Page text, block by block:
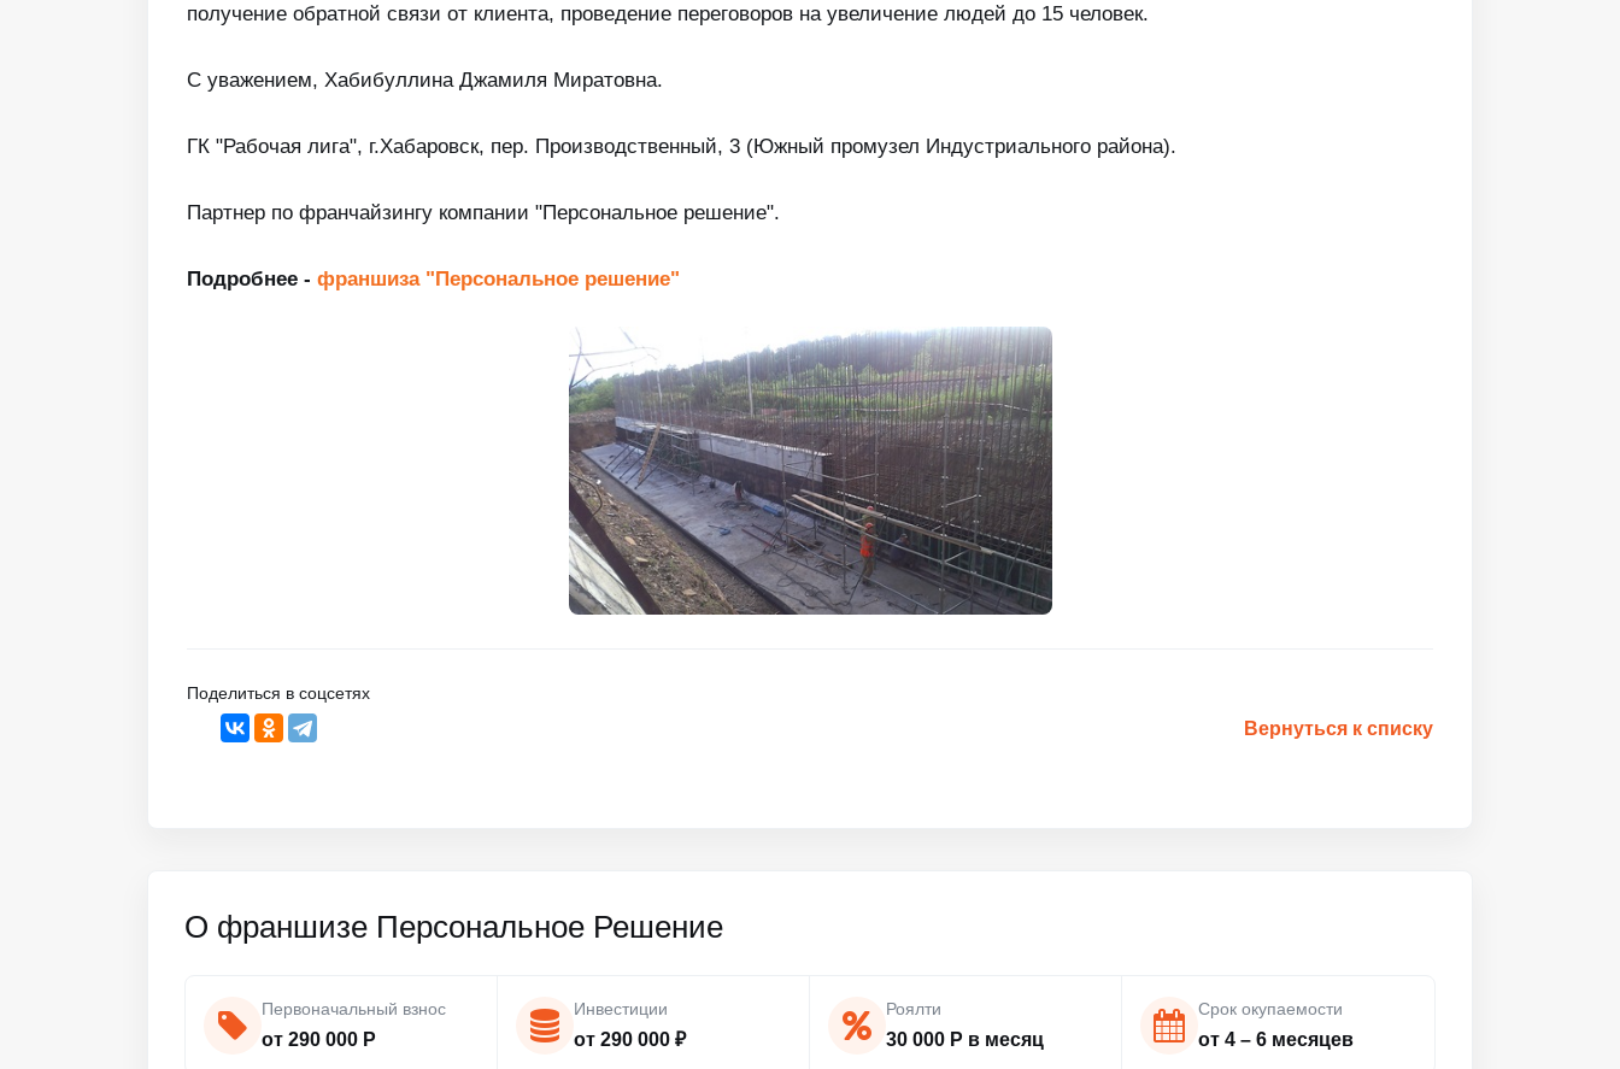
получение обратной связи от клиента, проведение переговоров на увеличение людей до 15 человек.
С уважением, Хабибуллина Джамиля Миратовна.
ГК "Рабочая лига", г.Хабаровск, пер. Производственный, 3 (Южный промузел Индустриального района).
Партнер по франчайзингу компании "Персональное решение".
Подробнее - франшиза "Персональное решение"
Поделиться в соцсетях
Вернуться к списку
О франшизе Персональное Решение
Первоначальный взнос
от 290 000 Р
Инвестиции
от 290 000 ₽
Роялти
30 000 Р в месяц
Срок окупаемости
от 4 – 6 месяцев